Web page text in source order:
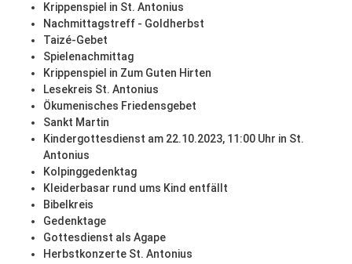
Krippenspiel in St. Antonius
Nachmittagstreff - Goldherbst
Taizé-Gebet
Spielenachmittag
Krippenspiel in Zum Guten Hirten
Lesekreis St. Antonius
Ökumenisches Friedensgebet
Sankt Martin
Kindergottesdienst am 22.10.2023, 11:00 Uhr in St.
Antonius
Kolpinggedenktag
Kleiderbasar rund ums Kind entfällt
Bibelkreis
Gedenktage
Gottesdienst als Agape
Herbstkonzerte St. Antonius